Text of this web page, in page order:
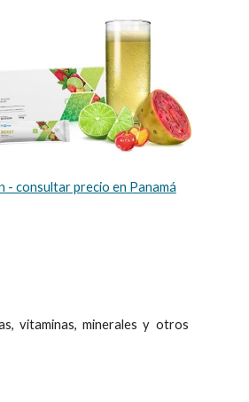
- consultar precio en Panamá
vitaminas, minerales y otros